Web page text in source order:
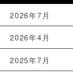
2026年7月
2026年4月
2025年7月